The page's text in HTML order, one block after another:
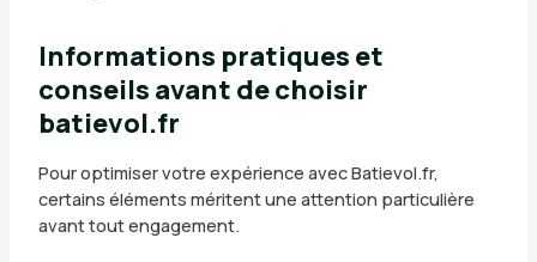
Informations pratiques et
conseils avant de choisir
batievol.fr
Pour optimiser votre expérience avec Batievol.fr,
certains éléments méritent une attention particulière
avant tout engagement.